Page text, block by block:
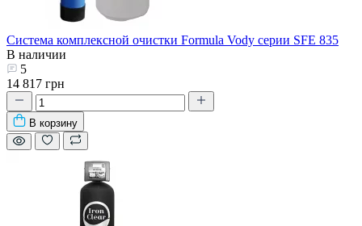
Система комплексной очистки Formula Vody серии SFE 835
В наличии
5
14 817 грн
В корзину